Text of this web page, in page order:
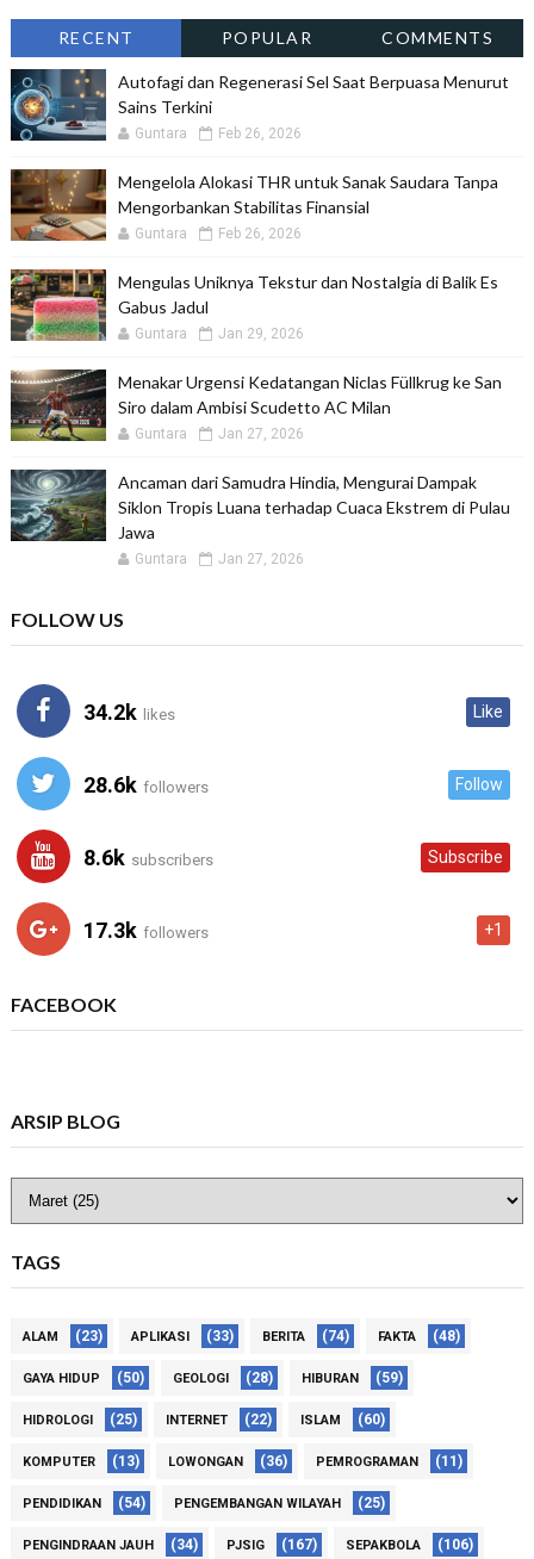
RECENT POPULAR COMMENTS
Autofagi dan Regenerasi Sel Saat Berpuasa Menurut
Sains Terkini
Guntara Feb 26, 2026
Mengelola Alokasi THR untuk Sanak Saudara Tanpa
Mengorbankan Stabilitas Finansial
Guntara Feb 26, 2026
Mengulas Uniknya Tekstur dan Nostalgia di Balik Es
Gabus Jadul
Guntara Jan 29, 2026
Menakar Urgensi Kedatangan Niclas Füllkrug ke San
Siro dalam Ambisi Scudetto AC Milan
Guntara Jan 27, 2026
Ancaman dari Samudra Hindia, Mengurai Dampak
Siklon Tropis Luana terhadap Cuaca Ekstrem di Pulau
Jawa
Guntara Jan 27, 2026
FOLLOW US
34.2k likes Like
28.6k followers Follow
8.6k subscribers Subscribe
17.3k followers +1
FACEBOOK
ARSIP BLOG
TAGS
ALAM (23) APLIKASI (33) BERITA (74) FAKTA (48)
GAYA HIDUP (50) GEOLOGI (28) HIBURAN (59)
HIDROLOGI (25) INTERNET (22) ISLAM (60)
KOMPUTER (13) LOWONGAN (36) PEMROGRAMAN (11)
PENDIDIKAN (54) PENGEMBANGAN WILAYAH (25)
PENGINDRAAN JAUH (34) PJSIG (167) SEPAKBOLA (106)